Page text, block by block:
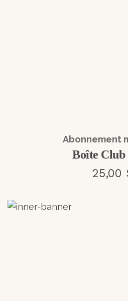
Abonnement
Boîte Club
25,00